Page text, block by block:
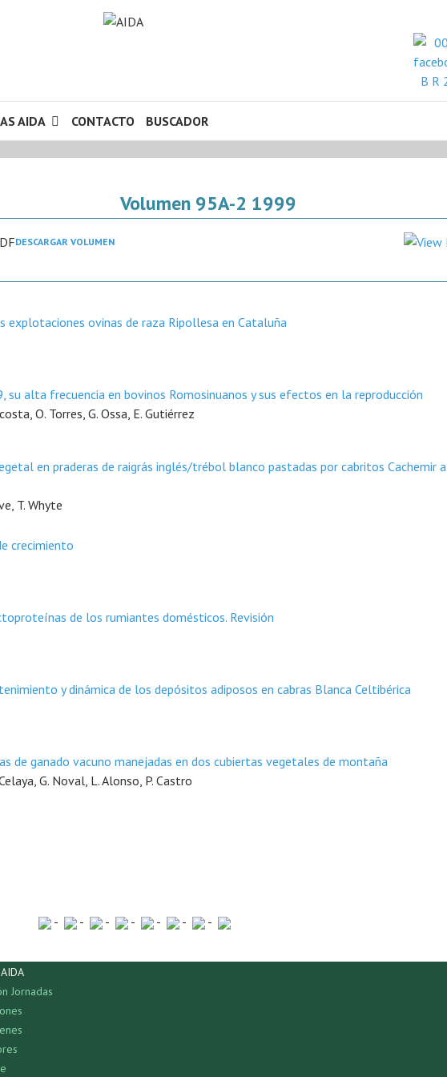
AIDA CONTACTO BUSCADOR
Volumen 95A-2 1999
DESCARGAR VOLUMEN
explotaciones ovinas de raza Ripollesa en Cataluña
su alta frecuencia en bovinos Romosinuanos y sus efectos en la reproducción
O. Torres, G. Ossa, E. Gutiérrez
en praderas de raigrás inglés/trébol blanco pastadas por cabritos Cachemir a
T. Whyte
crecimiento
de los rumiantes domésticos. Revisión
y dinámica de los depósitos adiposos en cabras Blanca Celtibérica
de ganado vacuno manejadas en dos cubiertas vegetales de montaña
G. Noval, L. Alonso, P. Castro
- - - - - - -
Jornadas